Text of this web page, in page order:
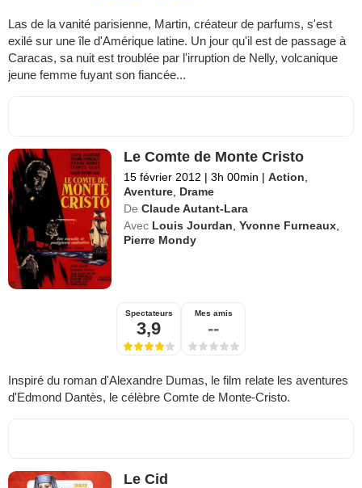
Las de la vanité parisienne, Martin, créateur de parfums, s'est
exilé sur une île d'Amérique latine. Un jour qu'il est de passage à
Caracas, sa nuit est troublée par l'irruption de Nelly, volcanique
jeune femme fuyant son fiancée...
Le Comte de Monte Cristo
15 février 2012 | 3h 00min | Action
Aventure Drame
De Claude Autant-Lara
Avec Louis Jourdan ,Yvonne Furneaux
Pierre Mondy
Spectateurs
3,9
Mes amis
--
Inspiré du roman d'Alexandre Dumas, le film relate les aventures
d'Edmond Dantès, le célèbre Comte de Monte-Cristo.
Le Cid